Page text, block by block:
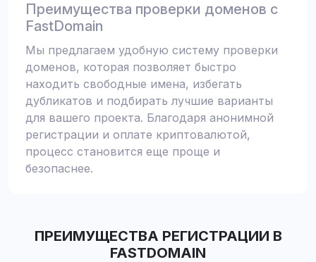
Преимущества проверки доменов с
FastDomain
Мы предлагаем удобную систему проверки
доменов, которая позволяет быстро
находить свободные имена, избегать
дубликатов и подбирать лучшие варианты
для вашего проекта. Благодаря анонимной
регистрации и оплате криптовалютой,
процесс становится еще проще и
безопаснее.
ПРЕИМУЩЕСТВА РЕГИСТРАЦИИ В
FASTDOMAIN